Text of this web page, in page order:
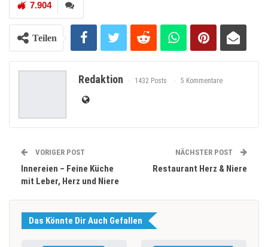
7.904
Teilen
Redaktion 1432 Posts 5 Kommentare
VORIGER POST
Innereien – Feine Küche
mit Leber, Herz und Niere
NÄCHSTER POST
Restaurant Herz & Niere
Das Könnte Dir Auch Gefallen